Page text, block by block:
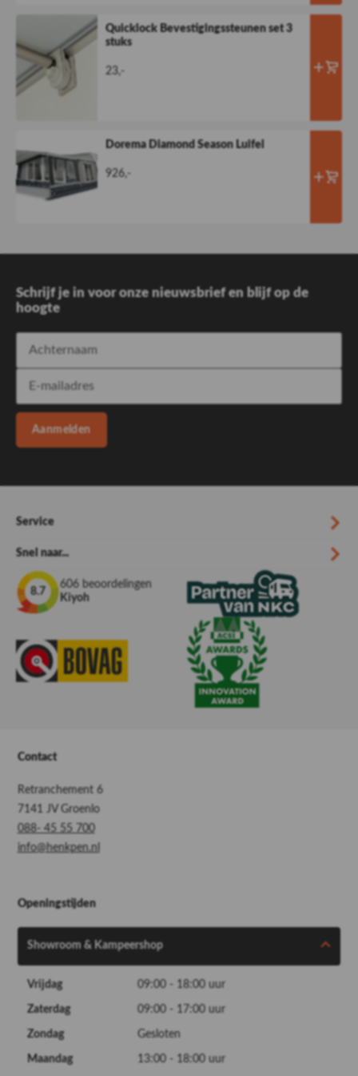
Quicklock Bevestigingssteunen set 3
stuks
23,-
Dorema Diamond Season Luifel
926,-
Schrijf je in voor onze nieuwsbrief en blijf op de
hoogte
Aanmelden
Service
Snel naar...
8.7
606 beoordelingen
Kiyoh
Contact
Retranchement 6
7141 JV Groenlo
088- 45 55 700
info@henkpen.nl
Openingstijden
Showroom & Kampeershop
Vrijdag 09:00 - 18:00 uur
Zaterdag 09:00 - 17:00 uur
Zondag Gesloten
Maandag 13:00 - 18:00 uur